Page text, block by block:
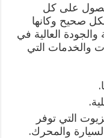
على كل
صحيح وكانها
العالية في
والخدمات التي
التي توفر
والمحرك.